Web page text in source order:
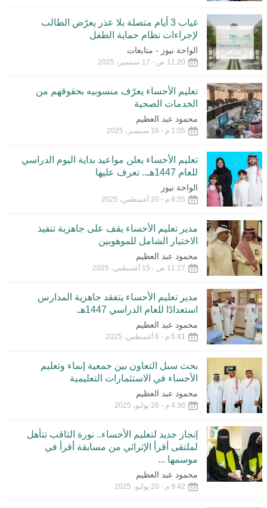
غياب 3 أيام متصلة بلا عذر يعرّض الطالب
لإجراءات نظام حماية الطفل
الواحة نيوز - متابعات
11:20 ص - 17 سبتمبر، 2025
تعليم الأحساء يعرّف منسوبيه بحقوقهم من
الخدمات الصحية
محمود عبد العظيم
1:05 م - 16 سبتمبر، 2025
تعليم الأحساء يعلن مواعيد بداية اليوم الدراسي
للعام 1447هـ.. تعرف عليها
الواحة نيوز
8:55 م - 20 أغسطس، 2025
مدير تعليم الأحساء يقف على جاهزية تنفيذ
الاختبار الشامل للموهوبين
محمود عبد العظيم
11:27 ص - 15 أغسطس، 2025
مدير تعليم الأحساء يتفقد جاهزية المدارس
استعدادًا للعام الدراسي 1447هـ
محمود عبد العظيم
5:41 م - 6 أغسطس، 2025
بحث سبل التعاون بين جمعية إنماء وتعليم
الأحساء في الاستثمارات التعليمية
محمود عبد العظيم
4:36 م - 26 يوليو، 2025
إنجاز جديد لتعليم الأحساء.. نورة الثاقب تتأهل
لملتقى أقرأ الإثرائي من مسابقة أقرأ في
موسمها ...
محمود عبد العظيم
9:42 م - 20 يوليو، 2025